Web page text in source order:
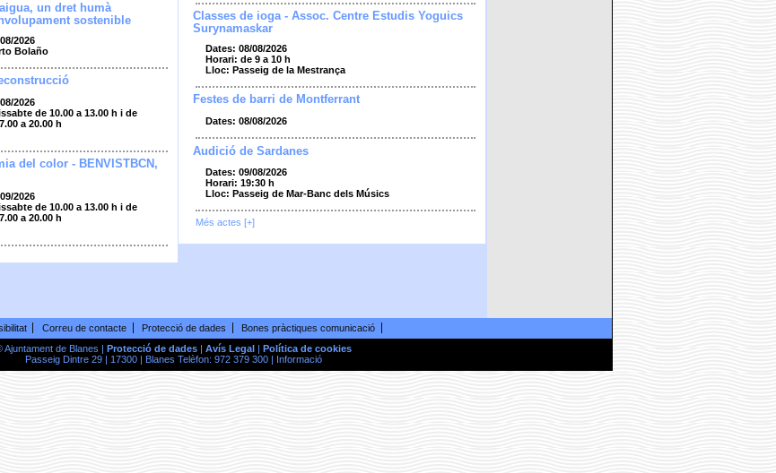
un dret humà
sostenible
2026
Bolaño
2026
de 10.00 a 13.00 h i de
a 20.00 h
del color - BENVISTBCN,
2026
de 10.00 a 13.00 h i de
a 20.00 h
Classes de ioga - Assoc. Centre Estudis Yoguics
Surynamaskar
Dates: 08/08/2026
Horari: de 9 a 10 h
Lloc: Passeig de la Mestrança
Festes de barri de Montferrant
Dates: 08/08/2026
Audició de Sardanes
Dates: 09/08/2026
Horari: 19:30 h
Lloc: Passeig de Mar-Banc dels Músics
Més actes [+]
Correu de contacte Protecció de dades
Bones pràctiques comunicació
Ajuntament de Blanes |
Protecció de dades| Avís Legal
Política de cookies
Passeig Dintre 29 | 17300 | Blanes Telèfon: 972 379 300 |
Informació